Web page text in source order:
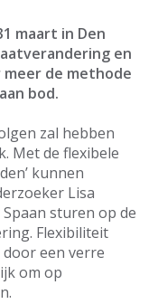
maart in Den
en
de methode
bod.
zal hebben
Met de flexibele
kunnen
Lisa
sturen op de
Flexibiliteit
een verre
om op